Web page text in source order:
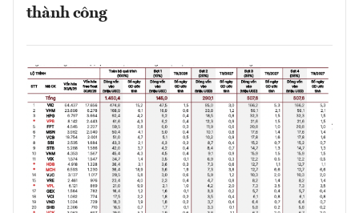
thành công